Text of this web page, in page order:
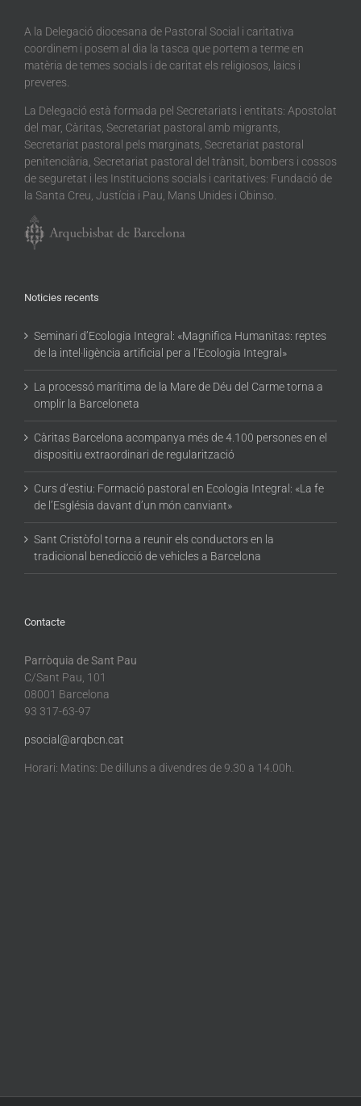
A la Delegació diocesana de Pastoral Social i caritativa
coordinem i posem al dia la tasca que portem a terme en
matèria de temes socials i de caritat els religiosos, laics i
preveres.
La Delegació està formada pel Secretariats i entitats: Apostolat
del mar, Càritas, Secretariat pastoral amb migrants,
Secretariat pastoral pels marginats, Secretariat pastoral
penitenciària, Secretariat pastoral del trànsit, bombers i cossos
de seguretat i les Institucions socials i caritatives: Fundació de
la Santa Creu, Justícia i Pau, Mans Unides i Obinso.
Noticies recents
Seminari d’Ecologia Integral: «Magnifica Humanitas: reptes
de la intel·ligència artificial per a l’Ecologia Integral»
La processó marítima de la Mare de Déu del Carme torna a
omplir la Barceloneta
Càritas Barcelona acompanya més de 4.100 persones en el
dispositiu extraordinari de regularització
Curs d’estiu: Formació pastoral en Ecologia Integral: «La fe
de l’Església davant d’un món canviant»
Sant Cristòfol torna a reunir els conductors en la
tradicional benedicció de vehicles a Barcelona
Contacte
Parròquia de Sant Pau
C/Sant Pau, 101
08001 Barcelona
93 317-63-97
psocial@arqbcn.cat
Horari: Matins: De dilluns a divendres de 9.30 a 14.00h.